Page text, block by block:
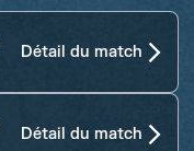
Détail du match
Détail du match